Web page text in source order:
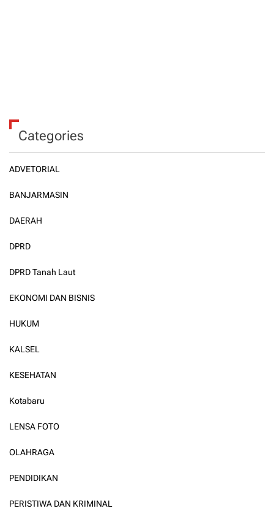
Categories
ADVETORIAL
BANJARMASIN
DAERAH
DPRD
DPRD Tanah Laut
EKONOMI DAN BISNIS
HUKUM
KALSEL
KESEHATAN
Kotabaru
LENSA FOTO
OLAHRAGA
PENDIDIKAN
PERISTIWA DAN KRIMINAL